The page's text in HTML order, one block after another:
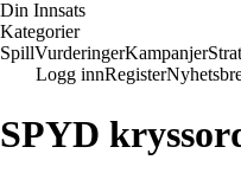
Din Innsats
Kategorier
SpillVurderingerKampanjer
Logg innRegister
SPYD